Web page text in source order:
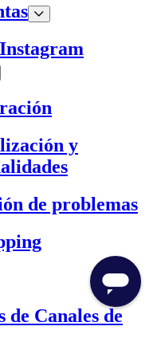
y
de problemas
de Canales de